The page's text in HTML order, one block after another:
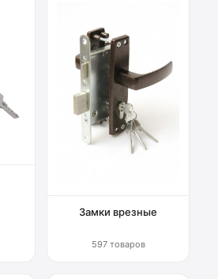
Замки врезные
597 товаров